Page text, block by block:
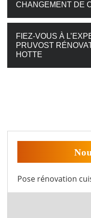
CHANGEMENT DE
FIEZ-VOUS À
PRUVOST
HOTTE
Pose rénovation